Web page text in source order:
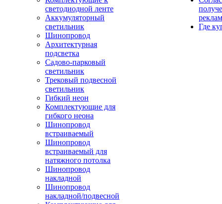
светодиодной ленте
Аккумуляторный
светильник
Шинопровод
Архитектурная
подсветка
Садово-парковый
светильник
Трековый подвесной
светильник
Гибкий неон
Комплектующие для
гибкого неона
Шинопровод
встраиваемый
Шинопровод
встраиваемый для
натяжного потолка
Шинопровод
накладной
Шинопровод
накладной/подвесной
Где